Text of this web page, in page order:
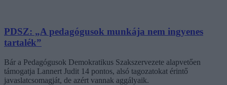
PDSZ: „A pedagógusok munkája nem ingyenes
tartalék”
Bár a Pedagógusok Demokratikus Szakszervezete alapvetően
támogatja Lannert Judit 14 pontos, alsó tagozatokat érintő
javaslatcsomagját, de azért vannak aggályaik.